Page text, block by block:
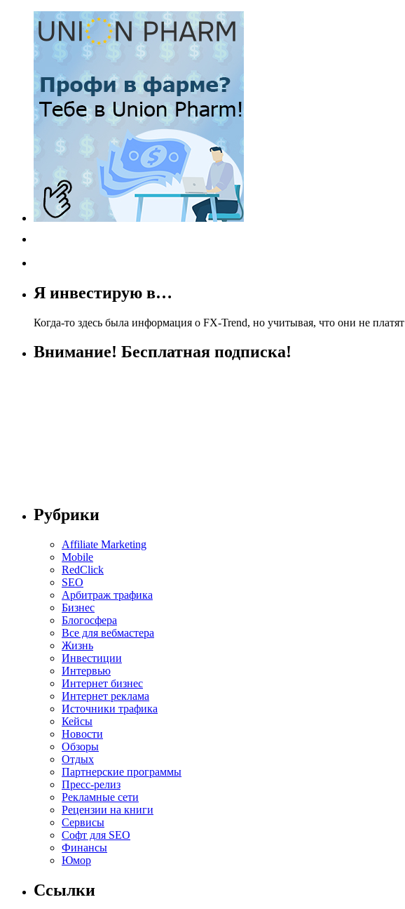
Я инвестирую в…
Когда-то здесь была информация о FX-Trend, но учитывая, что они не
Внимание! Бесплатная подписка!
Рубрики
Affiliate Marketing
Mobile
RedClick
SEO
Арбитраж трафика
Бизнес
Блогосфера
Все для вебмастера
Жизнь
Инвестиции
Интервью
Интернет бизнес
Интернет реклама
Источники трафика
Кейсы
Новости
Обзоры
Отдых
Партнерские программы
Пресс-релиз
Рекламные сети
Рецензии на книги
Сервисы
Софт для SEO
Финансы
Юмор
Ссылки